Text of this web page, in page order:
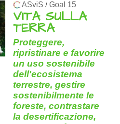
ASviS / Goal 15
VITA SULLA
TERRA
Proteggere,
ripristinare e favorire
un uso sostenibile
dell'ecosistema
terrestre, gestire
sostenibilmente le
foreste, contrastare
la desertificazione,